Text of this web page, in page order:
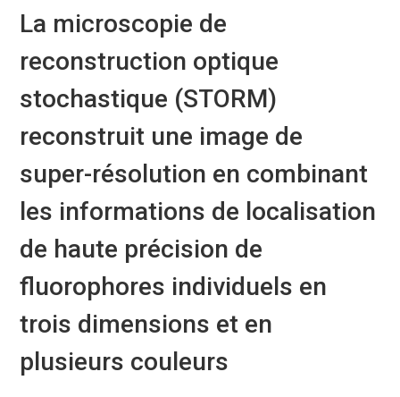
La microscopie de
reconstruction optique
stochastique (STORM)
reconstruit une image de
super-résolution en combinant
les informations de localisation
de haute précision de
fluorophores individuels en
trois dimensions et en
plusieurs couleurs